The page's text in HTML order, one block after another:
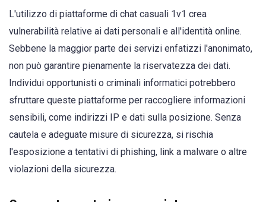
L'utilizzo di piattaforme di chat casuali 1v1 crea
vulnerabilità relative ai dati personali e all'identità online.
Sebbene la maggior parte dei servizi enfatizzi l'anonimato,
non può garantire pienamente la riservatezza dei dati.
Individui opportunisti o criminali informatici potrebbero
sfruttare queste piattaforme per raccogliere informazioni
sensibili, come indirizzi IP e dati sulla posizione. Senza
cautela e adeguate misure di sicurezza, si rischia
l'esposizione a tentativi di phishing, link a malware o altre
violazioni della sicurezza.